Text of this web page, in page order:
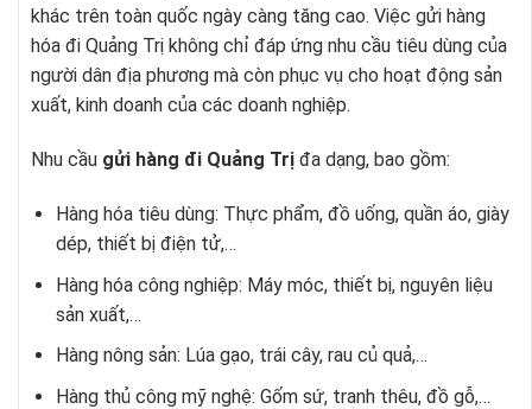
khác trên toàn quốc ngày càng tăng cao. Việc gửi hàng
hóa đi Quảng Trị không chỉ đáp ứng nhu cầu tiêu dùng của
người dân địa phương mà còn phục vụ cho hoạt động sản
xuất, kinh doanh của các doanh nghiệp.
Nhu cầu gửi hàng đi Quảng Trị đa dạng, bao gồm:
Hàng hóa tiêu dùng: Thực phẩm, đồ uống, quần áo, giày
dép, thiết bị điện tử,…
Hàng hóa công nghiệp: Máy móc, thiết bị, nguyên liệu
sản xuất,…
Hàng nông sản: Lúa gạo, trái cây, rau củ quả,…
Hàng thủ công mỹ nghệ: Gốm sứ, tranh thêu, đồ gỗ,…